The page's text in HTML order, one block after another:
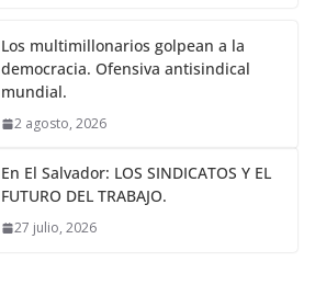
Los multimillonarios golpean a la
democracia. Ofensiva antisindical
mundial.
2 agosto, 2026
En El Salvador: LOS SINDICATOS Y EL
FUTURO DEL TRABAJO.
27 julio, 2026